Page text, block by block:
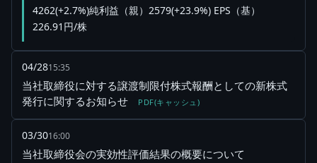
4262(+2.7%)純利益（親）2579(+23.9%) EPS（基）
226.91円/株
04/2815:35
当社取締役に対する譲渡制限付株式報酬としての新株式
発行に関するお知らせ
PDF(キャッシュ)
03/3016:00
当社取締役会の実効性評価結果の概要について